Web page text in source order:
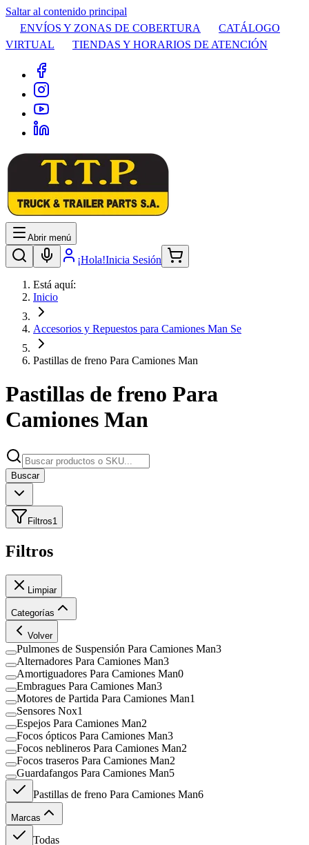
Saltar al contenido principal
ENVÍOS Y ZONAS DE COBERTURA
CATÁLOGO
VIRTUAL
TIENDAS Y HORARIOS DE ATENCIÓN
Abrir menú
¡Hola!Inicia Sesión
Está aquí:
Inicio
Accesorios y Repuestos para Camiones Man Se
Pastillas de freno Para Camiones Man
Pastillas de freno Para
Camiones Man
Buscar
Filtros1
Filtros
Limpiar
Categorías
Volver
Pulmones de Suspensión Para Camiones Man3
Alternadores Para Camiones Man3
Amortiguadores Para Camiones Man0
Embragues Para Camiones Man3
Motores de Partida Para Camiones Man1
Sensores Nox1
Espejos Para Camiones Man2
Focos ópticos Para Camiones Man3
Focos neblineros Para Camiones Man2
Focos traseros Para Camiones Man2
Guardafangos Para Camiones Man5
Pastillas de freno Para Camiones Man6
Marcas
Todas